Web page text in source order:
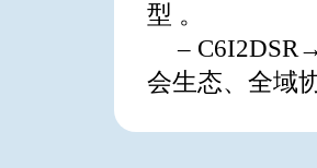
型 。
–
会生态、全域